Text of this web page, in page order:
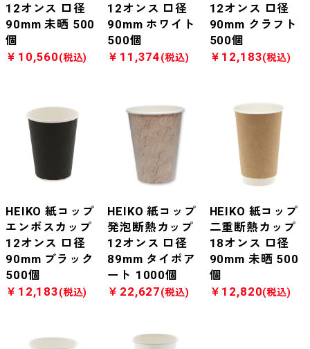
12オンス 口径
90mm 未晒 500
個
￥10,560(税込)
12オンス 口径
90mm ホワイト
500個
￥11,374(税込)
12オンス 口径
90mm クラフト
500個
￥12,183(税込)
HEIKO 紙コップ
エンボスカップ
12オンス 口径
90mm ブラック
500個
￥12,183(税込)
HEIKO 紙コップ
発泡断熱カップ
12オンス 口径
89mm タイポア
ート 1000個
￥22,627(税込)
HEIKO 紙コップ
二重断熱カップ
18オンス 口径
90mm 未晒 500
個
￥12,820(税込)